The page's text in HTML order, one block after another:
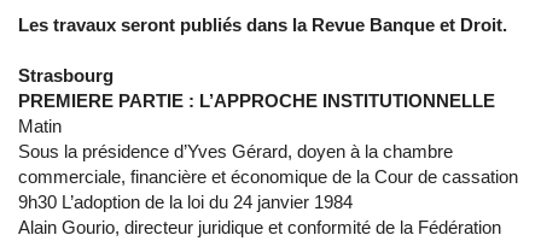
Les travaux seront publiés dans la Revue Banque et Droit.
Strasbourg
PREMIERE PARTIE : L’APPROCHE INSTITUTIONNELLE
Matin
Sous la présidence d’Yves Gérard, doyen à la chambre
commerciale, financière et économique de la Cour de cassation
9h30 L’adoption de la loi du 24 janvier 1984
Alain Gourio, directeur juridique et conformité de la Fédération